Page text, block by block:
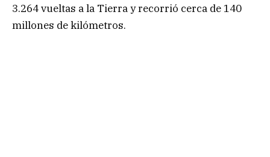
3.264 vueltas a la Tierra y recorrió cerca de 140
millones de kilómetros.